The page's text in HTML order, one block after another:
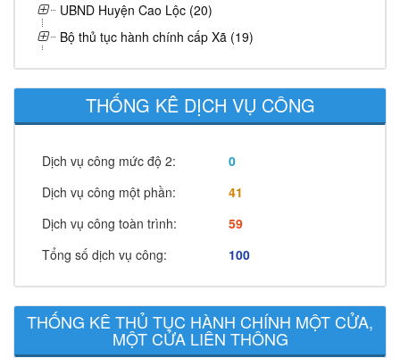
UBND Huyện Cao Lộc (20)
Bộ thủ tục hành chính cấp Xã (19)
THỐNG KÊ DỊCH VỤ CÔNG
Dịch vụ công mức độ 2:
0
Dịch vụ công một phần:
41
Dịch vụ công toàn trình:
59
Tổng số dịch vụ công:
100
THỐNG KÊ THỦ TỤC HÀNH CHÍNH MỘT CỬA,
MỘT CỬA LIÊN THÔNG